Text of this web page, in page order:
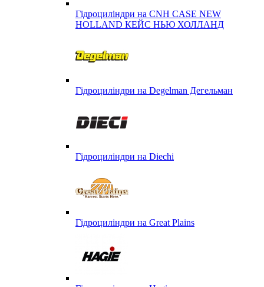
Гідроциліндри на CNH CASE NEW
HOLLAND КЕЙС НЬЮ ХОЛЛАНД
Гідроциліндри на Degelman Дегельман
Гідроциліндри на Diechi
Гідроциліндри на Great Plains